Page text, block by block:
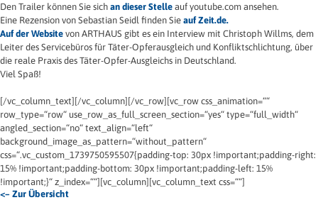
Den Trailer können Sie sich an dieser Stelle auf youtube.com ansehen.
Eine Rezension von Sebastian Seidl finden Sie auf Zeit.de.
Auf der Website von ARTHAUS gibt es ein Interview mit Christoph Willms, dem
Leiter des Servicebüros für Täter-Opferausgleich und Konfliktschlichtung, über
die reale Praxis des Täter-Opfer-Ausgleichs in Deutschland.
Viel Spaß!
[/vc_column_text][/vc_column][/vc_row][vc_row css_animation=““
row_type=“row“ use_row_as_full_screen_section=“yes“ type=“full_width“
angled_section=“no“ text_align=“left“
background_image_as_pattern=“without_pattern“
css=“.vc_custom_1739750595507{padding-top: 30px !important;padding-right:
15% !important;padding-bottom: 30px !important;padding-left: 15%
!important;}“ z_index=““][vc_column][vc_column_text css=““]
<– Zur Übersicht